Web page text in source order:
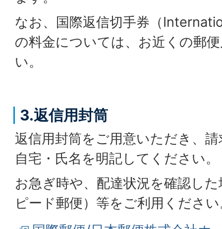
なお、国際返信切手券（
の料金については、お近くの郵
い。
3.返信用封筒
返信用封筒をご用意いただき、
自宅・氏名を明記してください。
お急ぎ時や、配達状況を確認し
ピード郵便）等をご利用くださ